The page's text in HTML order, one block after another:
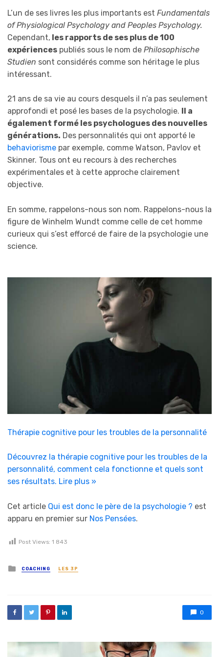
L’un de ses livres les plus importants est Fundamentals
of Physiological Psychology and Peoples Psychology.
Cependant, les rapports de ses plus de 100
expériences publiés sous le nom de Philosophische
Studien sont considérés comme son héritage le plus
intéressant.
21 ans de sa vie au cours desquels il n’a pas seulement
approfondi et posé les bases de la psychologie.
Il a
également formé les psychologues des nouvelles
générations. Des personnalités qui ont apporté le
behaviorisme par exemple, comme Watson, Pavlov et
Skinner. Tous ont eu recours à des recherches
expérimentales et à cette approche clairement
objective.
En somme, rappelons-nous son nom. Rappelons-nous la
figure de Winhelm Wundt comme celle de cet homme
curieux qui s’est efforcé de faire de la psychologie une
science.
Thérapie cognitive pour les troubles de la personnalité
Découvrez la thérapie cognitive pour les troubles de la
personnalité, comment cela fonctionne et quels sont
ses résultats. Lire plus »
Cet article Qui est donc le père de la psychologie ? est
apparu en premier sur Nos Pensées.
Post Views: 1 843
Posted in
COACHING LES 3P
0